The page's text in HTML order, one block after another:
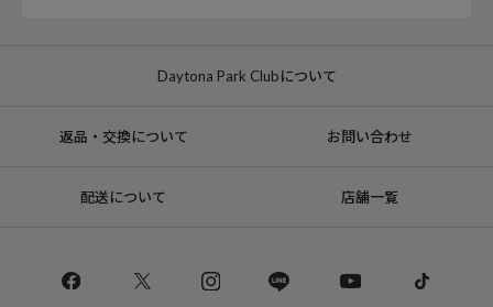
Daytona Park Clubについて
返品・交換について お問い合わせ
配送について 店舗一覧